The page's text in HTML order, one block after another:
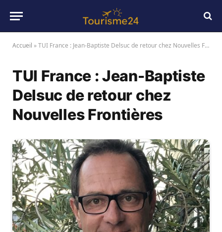
Accueil »TUI France : Jean-Baptiste Delsuc de retour chez Nouvelles Frontières
TUI France : Jean-Baptiste
Delsuc de retour chez
Nouvelles Frontières